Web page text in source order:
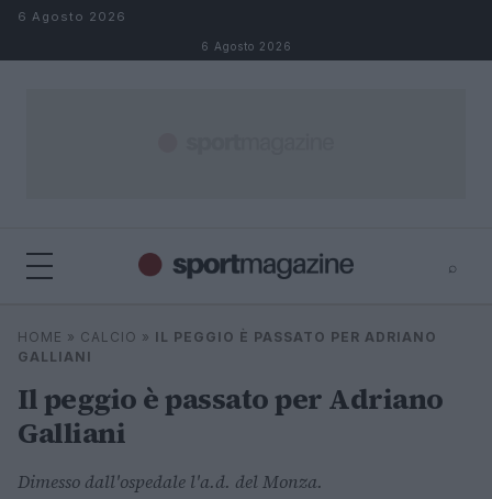
Salta al contenuto
6 Agosto 2026
6 Agosto 2026
⌕
Cerca
⌕
HOME » CALCIO » IL PEGGIO È PASSATO PER ADRIANO
GALLIANI
Il peggio è passato per Adriano
Galliani
Dimesso dall'ospedale l'a.d. del Monza.